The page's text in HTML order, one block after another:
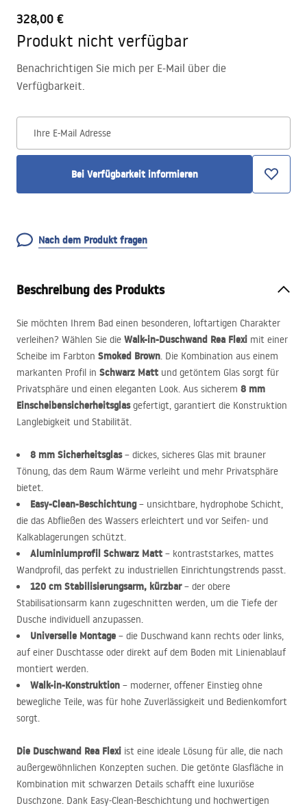
328,00 €
Produkt nicht verfügbar
Benachrichtigen Sie mich per E-Mail über die
Verfügbarkeit.
Ihre E-Mail Adresse
Bei Verfügbarkeit informieren
Nach dem Produkt fragen
Beschreibung des Produkts
Sie möchten Ihrem Bad einen besonderen, loftartigen Charakter
verleihen? Wählen Sie die Walk-in-Duschwand Rea Flexi mit einer
Scheibe im Farbton Smoked Brown. Die Kombination aus einem
markanten Profil in Schwarz Matt und getöntem Glas sorgt für
Privatsphäre und einen eleganten Look. Aus sicherem 8 mm
Einscheibensicherheitsglasgefertigt, garantiert die Konstruktion
Langlebigkeit und Stabilität.
8 mm Sicherheitsglas– dickes, sicheres Glas mit brauner
Tönung, das dem Raum Wärme verleiht und mehr Privatsphäre
bietet.
Easy-Clean-Beschichtung– unsichtbare, hydrophobe Schicht,
die das Abfließen des Wassers erleichtert und vor Seifen- und
Kalkablagerungen schützt.
Aluminiumprofil Schwarz Matt – kontraststarkes, mattes
Wandprofil, das perfekt zu industriellen Einrichtungstrends passt.
120 cm Stabilisierungsarm, kürzbar– der obere
Stabilisationsarm kann zugeschnitten werden, um die Tiefe der
Dusche individuell anzupassen.
Universelle Montage – die Duschwand kann rechts oder links,
auf einer Duschtasse oder direkt auf dem Boden mit Linienablauf
montiert werden.
Walk-in-Konstruktion – moderner, offener Einstieg ohne
bewegliche Teile, was für hohe Zuverlässigkeit und Bedienkomfort
sorgt.
Die Duschwand Rea Flexi ist eine ideale Lösung für alle, die nach
außergewöhnlichen Konzepten suchen. Die getönte Glasfläche in
Kombination mit schwarzen Details schafft eine luxuriöse
Duschzone. Dank Easy-Clean-Beschichtung und hochwertigen